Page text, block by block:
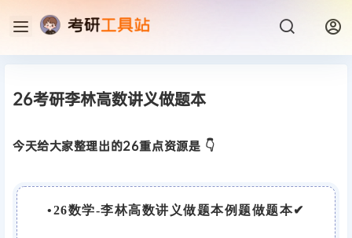
26考研李林高数讲义做题本
今天给大家整理出的26重点资源是 👇
•26数学-李林高数讲义做题本例题做题本✔